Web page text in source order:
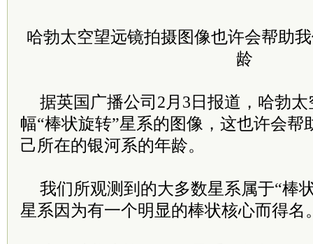
哈勃太空望远镜拍摄图像也许会帮助
龄
据英国广播公司2月3日报道，哈勃
幅“棒状旋转”星系的图像，这也许会帮
己所在的银河系的年龄。
我们所观测到的大多数星系属于“棒
星系因为有一个明显的棒状核心而得名